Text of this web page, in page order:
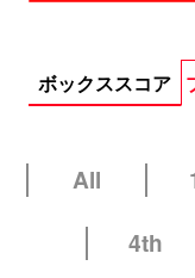
ボックススコア
All
4th